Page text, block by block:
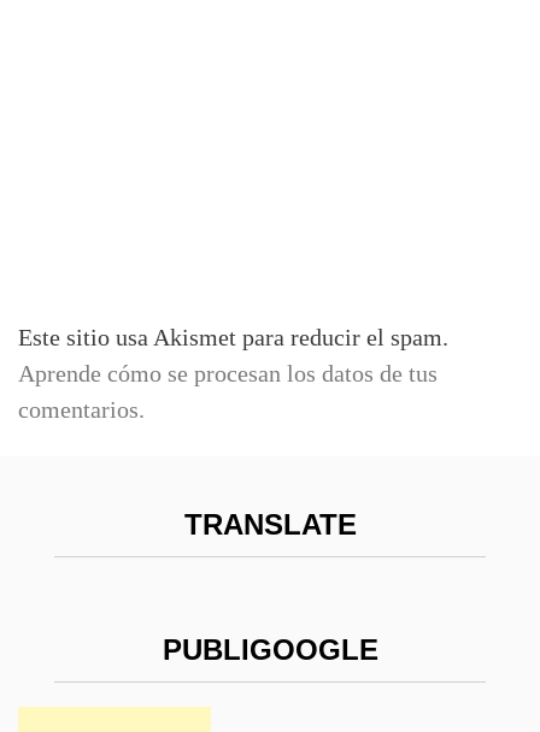
Este sitio usa Akismet para reducir el spam.
Aprende cómo se procesan los datos de tus
comentarios.
TRANSLATE
PUBLIGOOGLE